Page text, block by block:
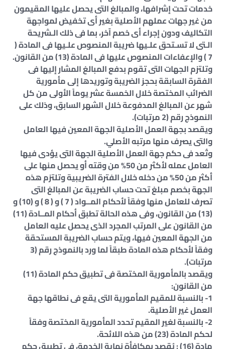
خدمات تحت إشرافها، والمبالغ التى يحصل عليها المقيمون
من غير جهات عملهم الأصلية بغير أى تخفيض لمواجهة
التكاليف ودون إجراء أى خصم آخر، بما فى ذلك الـشريحة
الـتى لا تسـتحق علـيها ضريبة المنصوص علـيها فى المادة (
7 ) والإعفاءات المنصوص عليها فى المادة (13) من القانون.
وتلتزم الجهات التى تقوم بدفع المبالغ المشار إليها فى
الفقرة السابقة بحجز الضريبة وتوريدها إلى مأمورية
الضرائب المختصة خلال الخمسة عشر يوماً الأولى من كل
شهر عن المبالغ المدفوعة خلال الشهر السابق، وذلك على
النموذج رقم (2 مرتبات).
ويقصد بجهة العمل الأصلية الجهة المعين فيها العامل
والتى يصرف منها مرتبه الأصلي.
وتُعد فى حكم جهة العمل الأصلية الجهة التى يؤدى فيها
العامل عمله لأكثر من 50% من وقته أو يحصل منها على
أكثر من 50% من دخله خلال الفترة الضريبية وتلتزم هذه
الجهة بخصم مبلغ تحت حساب الضريبة عن المبالغ التى
تصرف للعامل منها وفقاً لأحكام المــواد ( 7 ) و ( 8 ) و (10) و
(13) من القانون، وفى هذه الحالة تطبق أحكام المــادة (11)
من القانون على المرتب المجرد الذى يحصل عليه العامل
من الجهة المعين فيها، ويتم حساب الضريبة المستحقة
وفقاً لأحكام هذه المادة طبقاً لما ورد بالنموذج رقم (3
مرتبات).
ويقصد بالمأمورية المختصة فى تطبيق حكم المادة (11)
من القانون:
1- بالنسبة للمقيم المأمورية التى يقع فى نطاقها جهة
العمل غير الأصلية.
2- بالنسبة لغير المقيم تحدد المأمورية المختصة وفقاً
لحكم المادة (23) من هذه اللائحة.
مادة (16) : يُقصد بمكافأة نهاية الخدمة، فى تطبيق حكم